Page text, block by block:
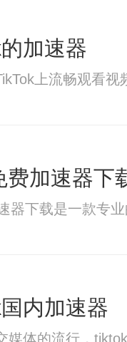
加速器
上流畅观看视
费加速器下
器下载是一款专
内加速器
媒体的流行，